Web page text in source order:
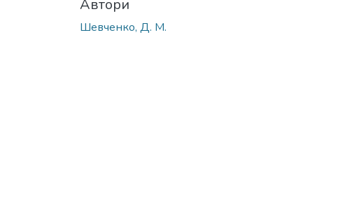
Автори
Шевченко, Д. М.